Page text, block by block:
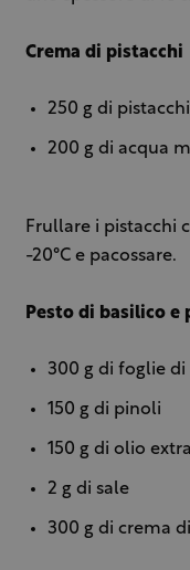
Crema di pistacchi
250 g di
200 g di acqua
Frullare i pistacchi
-20°C e pacossare.
Pesto di basilico e
300 g di foglie di
150 g di pinoli
150 g di olio
2 g di sale
300 g di crema